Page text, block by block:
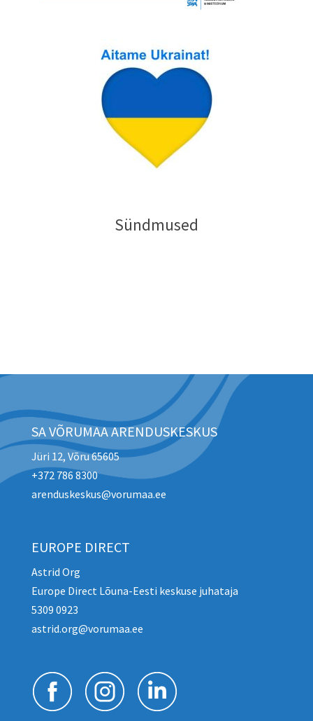
Sündmused
SA VÕRUMAA ARENDUSKESKUS
Jüri 12, Võru 65605
+372 786 8300
arenduskeskus@vorumaa.ee
EUROPE DIRECT
Astrid Org
Europe Direct Lõuna-Eesti keskuse juhataja
5309 0923
astrid.org@vorumaa.ee